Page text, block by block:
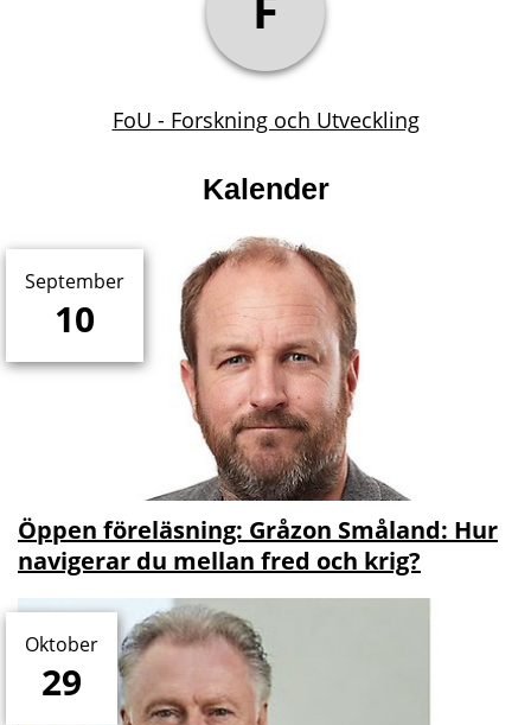
FoU - Forskning och Utveckling
Kalender
Öppen föreläsning: Gråzon Småland: Hur
navigerar du mellan fred och krig?
September
10
Oktober
29